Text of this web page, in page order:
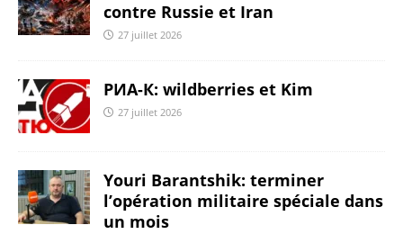
contre Russie et Iran
27 juillet 2026
РИА-К: wildberries et Kim
27 juillet 2026
Youri Barantshik: terminer
l’opération militaire spéciale dans
un mois